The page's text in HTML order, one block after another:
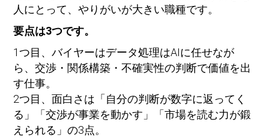
人にとって、やりがいが大きい職種です。
要点は3つです。
1つ目、バイヤーはデータ処理はAIに任せなが
ら、交渉・関係構築・不確実性の判断で価値を出
す仕事。
2つ目、面白さは「自分の判断が数字に返ってく
る」「交渉が事業を動かす」「市場を読む力が鍛
えられる」の3点。